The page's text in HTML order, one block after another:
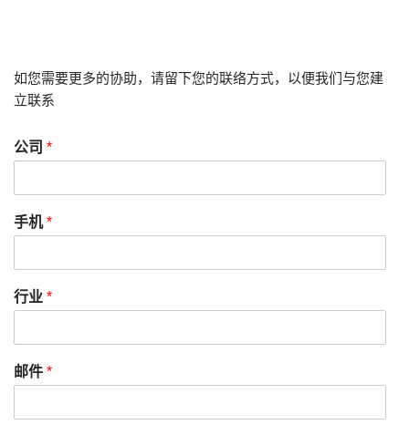
如您需要更多的协助，请留下您的联络方式，以便我们与您建
立联系
公司 *
手机*
行业 *
邮件 *